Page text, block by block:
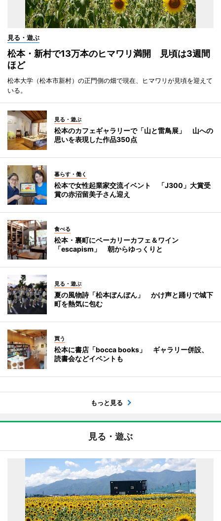
見る・遊ぶ
松本・新村で13万本のヒマワリ満開 見頃は3週間
ほど
松本大学（松本市新村）の正門側の畑で現在、ヒマワリが見頃を迎えて
いる。
見る・遊ぶ
松本のカフェギャラリーで「山と雷鳥展」 山への
思いを表現した作品350点
暮らす・働く
松本で女性起業家交流イベント 「J300」大賞受
賞の赤沼留美子さん迎え
食べる
松本・裏町にベーカリーカフェ＆ワイン
「escapism」 朝からゆっくりと
見る・遊ぶ
夏の風物詩「松本ぼんぼん」 かけ声と踊りで城下
町を熱気に包む
買う
松本に書店「bocca books」 ギャラリー併設、
読書会などイベントも
もっと見る
見る・遊ぶ